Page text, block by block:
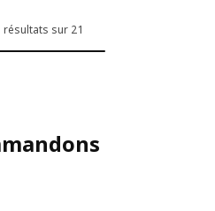
résultats sur 21